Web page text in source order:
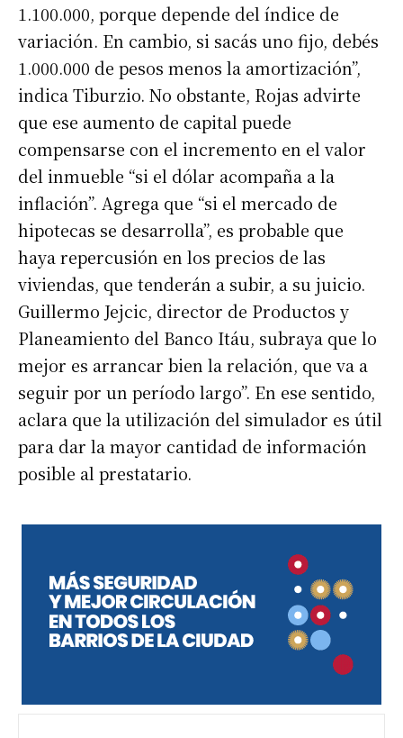
1.100.000, porque depende del índice de
variación. En cambio, si sacás uno fijo, debés
1.000.000 de pesos menos la amortización”,
indica Tiburzio. No obstante, Rojas advirte
que ese aumento de capital puede
compensarse con el incremento en el valor
del inmueble “si el dólar acompaña a la
inflación”. Agrega que “si el mercado de
hipotecas se desarrolla”, es probable que
haya repercusión en los precios de las
viviendas, que tenderán a subir, a su juicio.
Guillermo Jejcic, director de Productos y
Planeamiento del Banco Itáu, subraya que lo
mejor es arrancar bien la relación, que va a
seguir por un período largo”. En ese sentido,
aclara que la utilización del simulador es útil
para dar la mayor cantidad de información
posible al prestatario.